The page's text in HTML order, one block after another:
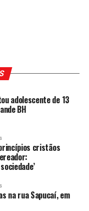
adolescente de 13
BH
cristãos
na rua Sapucaí, em